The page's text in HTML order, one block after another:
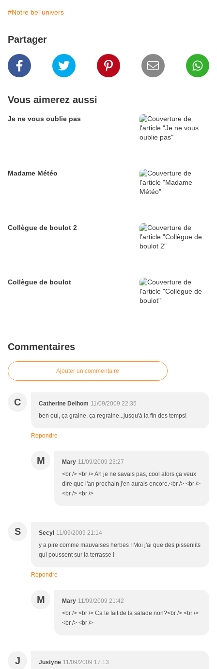
#Notre bel univers
Partager
Vous aimerez aussi
Je ne vous oublie pas
Madame Météo
Collègue de boulot 2
Collègue de boulot
Commentaires
Ajouter un commentaire
C Catherine Delhom 11/09/2009 22:35
ben oui, ça graine, ça regraine...jusqu'à la fin des temps!
Répondre
M Mary 11/09/2009 23:27
<br /> <br /> Ah je ne savais pas, cool alors ça veux
dire que l'an prochain j'en aurais encore.<br /> <br />
<br /> <br />
S Secyl 11/09/2009 21:14
y a pire comme mauvaises herbes ! Moi j'ai que des pissenlits
qui poussent sur la terrasse !
Répondre
M Mary 11/09/2009 21:42
<br /> <br /> Ca te fait de la salade non?<br /> <br />
<br /> <br />
J Justyne 11/09/2009 17:13